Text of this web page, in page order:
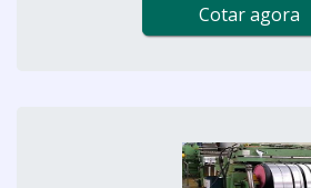
Cotar agora